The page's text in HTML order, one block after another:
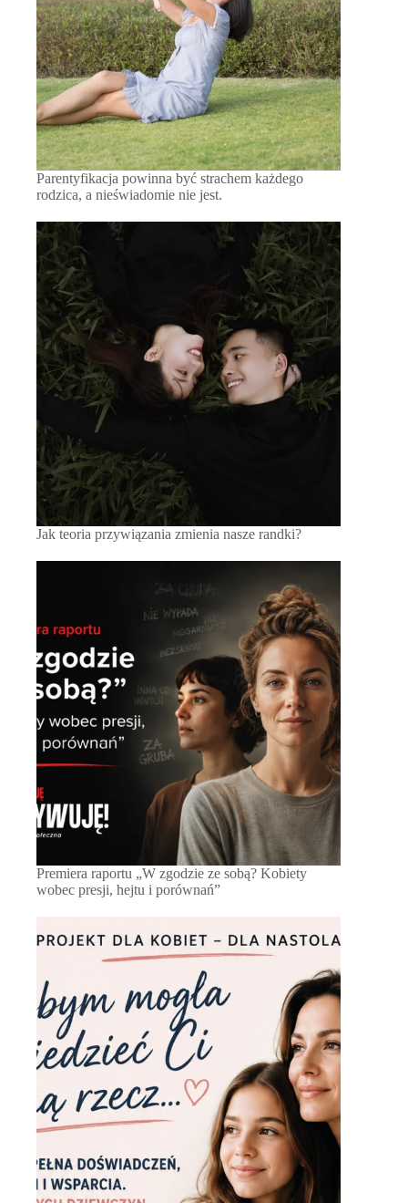
Parentyfikacja powinna być strachem każdego
rodzica, a nieświadomie nie jest.
Jak teoria przywiązania zmienia nasze randki?
Premiera raportu „W zgodzie ze sobą? Kobiety
wobec presji, hejtu i porównań”